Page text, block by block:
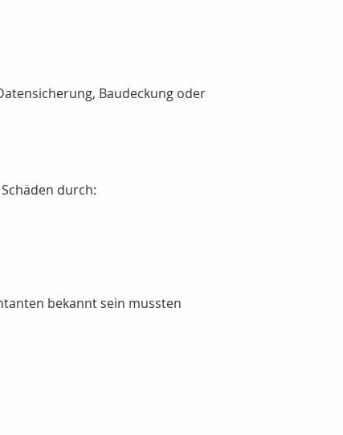
Baudeckung oder
durch:
bekannt sein mussten